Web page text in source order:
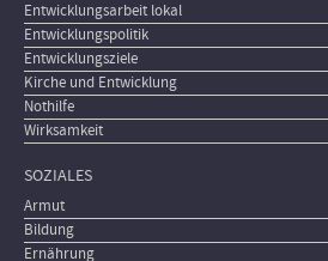
Entwicklungsarbeit lokal
Entwicklungspolitik
Entwicklungsziele
Kirche und Entwicklung
Nothilfe
Wirksamkeit
SOZIALES
Armut
Bildung
Ernährung